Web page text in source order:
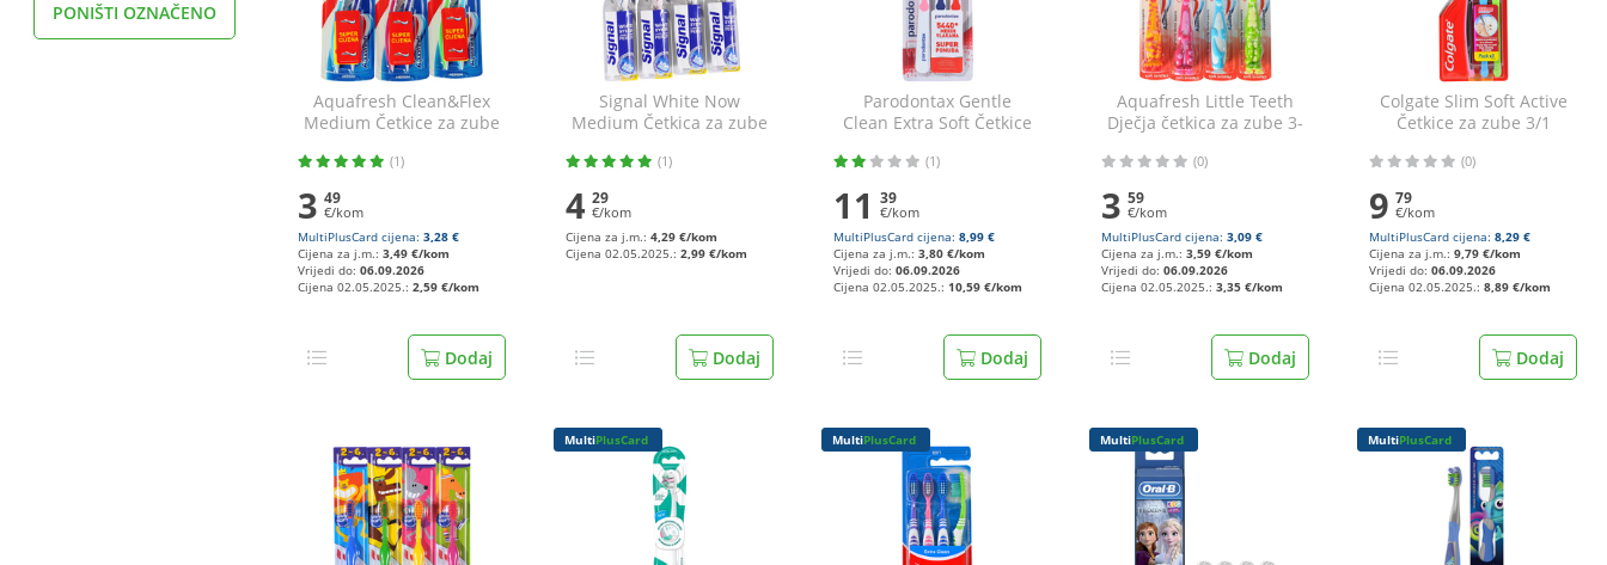
PONIŠTI OZNAČENO
Aquafresh Clean&Flex
Medium Četkice za zube
(1)
3 49
€/kom
MultiPlusCard cijena: 3,28 €
Cijena za j.m.: 3,49 €/kom
Vrijedi do: 06.09.2026
Cijena 02.05.2025.: 2,59 €/kom
Dodaj
Signal White Now
Medium Četkica za zube
(1)
4 29
€/kom
Cijena za j.m.: 4,29 €/kom
Cijena 02.05.2025.: 2,99 €/kom
Dodaj
Parodontax Gentle
Clean Extra Soft Četkice
(1)
11 39
€/kom
MultiPlusCard cijena: 8,99 €
Cijena za j.m.: 3,80 €/kom
Vrijedi do: 06.09.2026
Cijena 02.05.2025.: 10,59 €/kom
Dodaj
Aquafresh Little Teeth
Dječja četkica za zube 3-
(0)
3 59
€/kom
MultiPlusCard cijena: 3,09 €
Cijena za j.m.: 3,59 €/kom
Vrijedi do: 06.09.2026
Cijena 02.05.2025.: 3,35 €/kom
Dodaj
Colgate Slim Soft Active
Četkice za zube 3/1
(0)
9 79
€/kom
MultiPlusCard cijena: 8,29 €
Cijena za j.m.: 9,79 €/kom
Vrijedi do: 06.09.2026
Cijena 02.05.2025.: 8,89 €/kom
Dodaj
MultiPlusCard MultiPlusCard MultiPlusCard MultiPlusCard